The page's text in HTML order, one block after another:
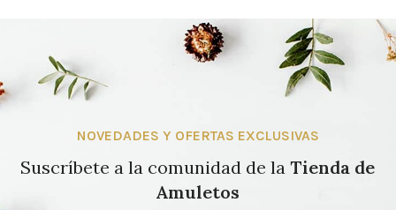
NOVEDADES Y OFERTAS EXCLUSIVAS
Suscríbete a la comunidad de laTienda de
Amuletos